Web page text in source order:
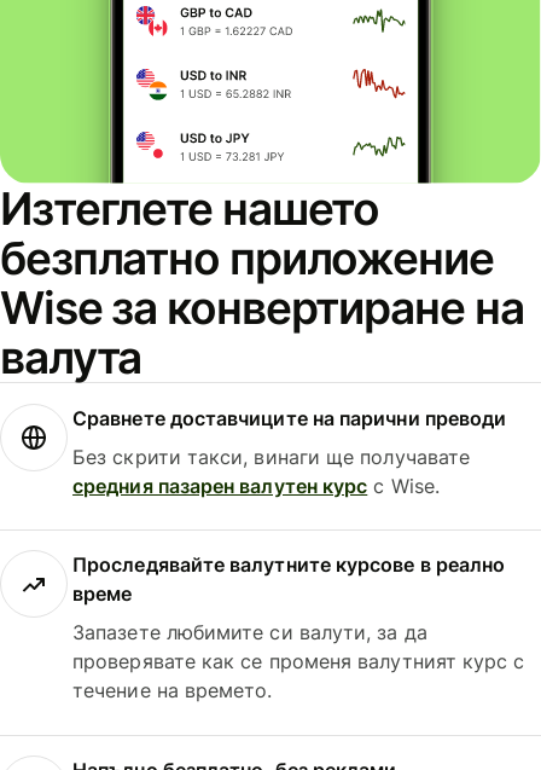
Изтеглете нашето
безплатно приложение
Wise за конвертиране на
валута
Сравнете доставчиците на парични преводи
Без скрити такси, винаги ще получавате
средния пазарен валутен курс с Wise.
Проследявайте валутните курсове в реално
време
Запазете любимите си валути, за да
проверявате как се променя валутният курс с
течение на времето.